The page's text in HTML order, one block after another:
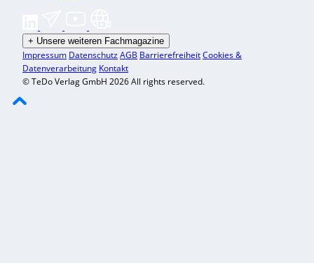
+ Unsere weiteren Fachmagazine
Impressum DatenschutzAGB BarrierefreiheitCookies &
Datenverarbeitung Kontakt
© TeDo Verlag GmbH 2026 All rights reserved.